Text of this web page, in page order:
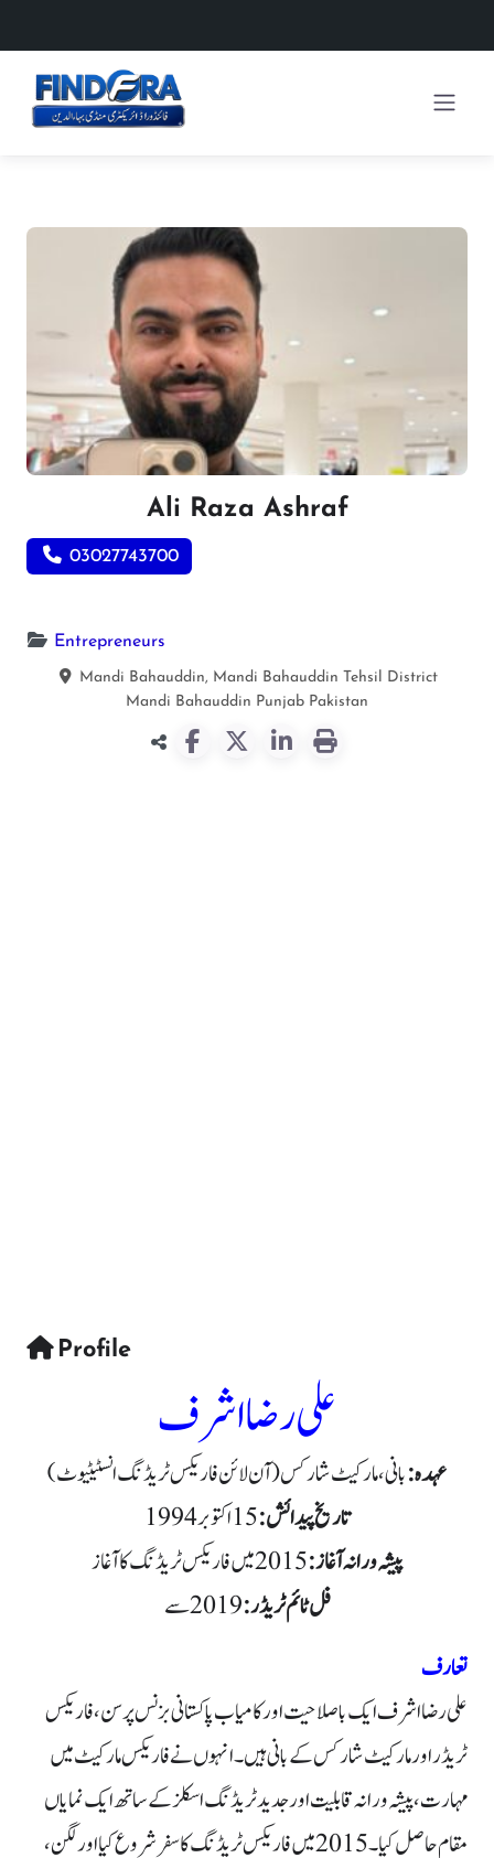
Ali Raza Ashraf
03027743700
Entrepreneurs
Mandi Bahauddin, Mandi Bahauddin Tehsil District
Mandi Bahauddin Punjab Pakistan
Profile
علی رضا اشرف
عہدہ:بانی، مارکیٹ شارکس (آن لائن فاریکس ٹریڈنگ انسٹیٹیوٹ)
تاریخ پیدائش:
پیشہ ورانہ آغاز:
فل ٹائم ٹریڈر:
تعارف
علی رضا اشرف ایک باصلاحیت اور کامیاب پاکستانی بزنس پرسن، فاریکس
ٹریڈر اور مارکیٹ شارکس کے بانی ہیں۔ انہوں نے فاریکس مارکیٹ میں
مہارت، پیشہ ورانہ قابلیت اور جدید ٹریڈنگ اسکلز کے ساتھ ایک نمایاں
مقام حاصل کیا۔ 2015 میں فاریکس ٹریڈنگ کا سفر شروع کیا اور لگن،